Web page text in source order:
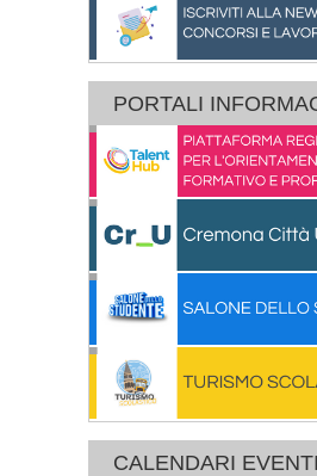
PORTALI
CALENDARI EVENTI